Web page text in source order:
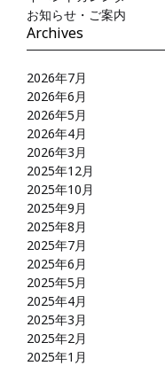
お知らせ・ご案内
Archives
2026年7月
2026年6月
2026年5月
2026年4月
2026年3月
2025年12月
2025年10月
2025年9月
2025年8月
2025年7月
2025年6月
2025年5月
2025年4月
2025年3月
2025年2月
2025年1月